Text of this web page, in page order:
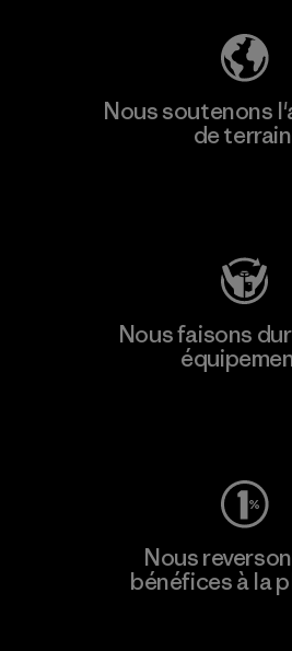
Nous soutenons
de
Nous faisons
Nous
bénéfices à la